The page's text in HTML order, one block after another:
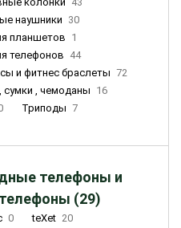
наушники
30
планшетов 1
телефонов 44
и фитнес браслеты 72
сумки , чемоданы 16
Триподы 7
телефоны и
(29)
0 teXet 20